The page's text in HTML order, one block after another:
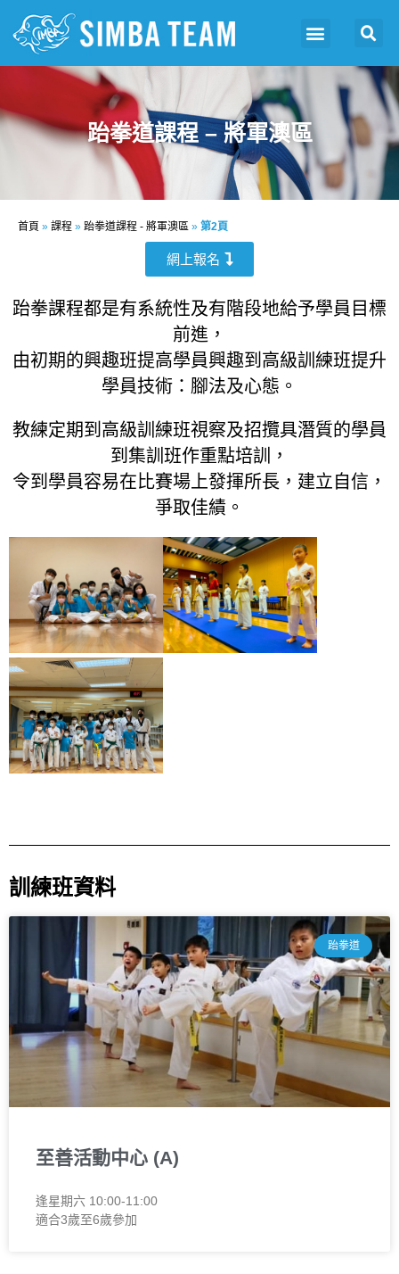
跆拳道課程 – 將軍澳區
首頁 » 課程 » 跆拳道課程 - 將軍澳區 » 第2頁
網上報名
跆拳課程都是有系統性及有階段地給予學員目標
前進，
由初期的興趣班提高學員興趣到高級訓練班提升
學員技術：腳法及心態。
教練定期到高級訓練班視察及招攬具潛質的學員
到集訓班作重點培訓，
令到學員容易在比賽場上發揮所長，建立自信，
爭取佳績。
訓練班資料
跆拳道
至善活動中心 (A)
逢星期六 10:00-11:00
適合3歲至6歲參加